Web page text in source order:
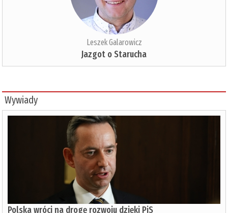
Leszek Galarowicz
Jazgot o Starucha
Wywiady
Polska wróci na drogę rozwoju dzięki PiS